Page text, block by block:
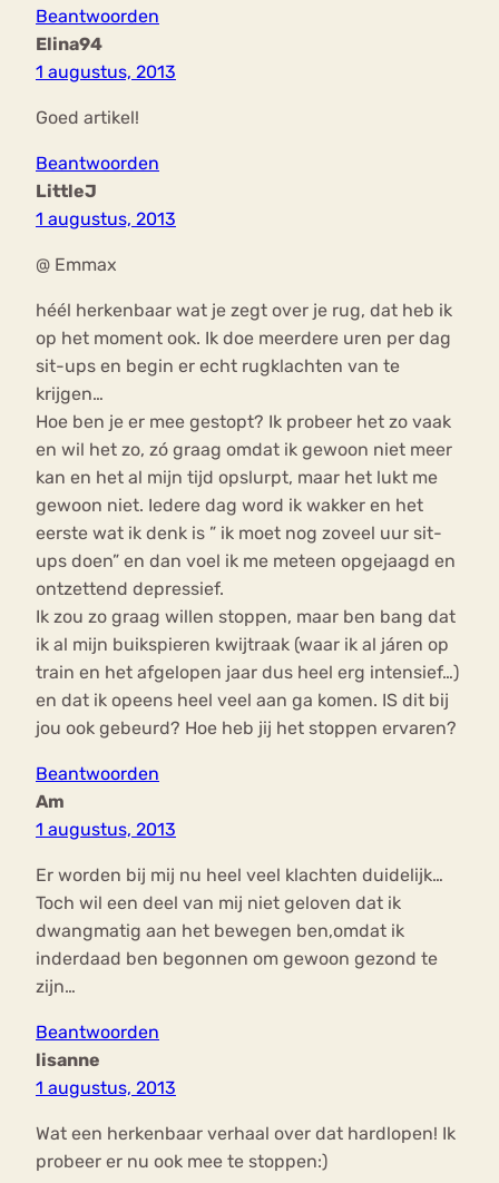
Beantwoorden
Elina94
1 augustus, 2013
Goed artikel!
Beantwoorden
LittleJ
1 augustus, 2013
@ Emmax
héél herkenbaar wat je zegt over je rug, dat heb ik
op het moment ook. Ik doe meerdere uren per dag
sit-ups en begin er echt rugklachten van te
krijgen…
Hoe ben je er mee gestopt? Ik probeer het zo vaak
en wil het zo, zó graag omdat ik gewoon niet meer
kan en het al mijn tijd opslurpt, maar het lukt me
gewoon niet. Iedere dag word ik wakker en het
eerste wat ik denk is ” ik moet nog zoveel uur sit-
ups doen” en dan voel ik me meteen opgejaagd en
ontzettend depressief.
Ik zou zo graag willen stoppen, maar ben bang dat
ik al mijn buikspieren kwijtraak (waar ik al járen op
train en het afgelopen jaar dus heel erg intensief…)
en dat ik opeens heel veel aan ga komen. IS dit bij
jou ook gebeurd? Hoe heb jij het stoppen ervaren?
Beantwoorden
Am
1 augustus, 2013
Er worden bij mij nu heel veel klachten duidelijk…
Toch wil een deel van mij niet geloven dat ik
dwangmatig aan het bewegen ben,omdat ik
inderdaad ben begonnen om gewoon gezond te
zijn…
Beantwoorden
lisanne
1 augustus, 2013
Wat een herkenbaar verhaal over dat hardlopen! Ik
probeer er nu ook mee te stoppen:)